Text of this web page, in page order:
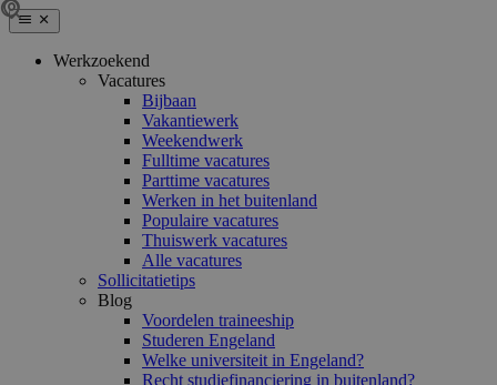
Werkzoekend
Vacatures
Bijbaan
Vakantiewerk
Weekendwerk
Fulltime vacatures
Parttime vacatures
Werken in het buitenland
Populaire vacatures
Thuiswerk vacatures
Alle vacatures
Sollicitatietips
Blog
Voordelen traineeship
Studeren Engeland
Welke universiteit in Engeland?
Recht studiefinanciering in buitenland?